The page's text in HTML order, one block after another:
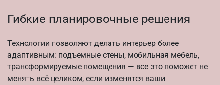
Гибкие планировочные решения
Технологии позволяют делать интерьер более
адаптивным: подъемные стены, мобильная мебель,
трансформируемые помещения — всё это поможет не
менять всё целиком, если изменятся ваши